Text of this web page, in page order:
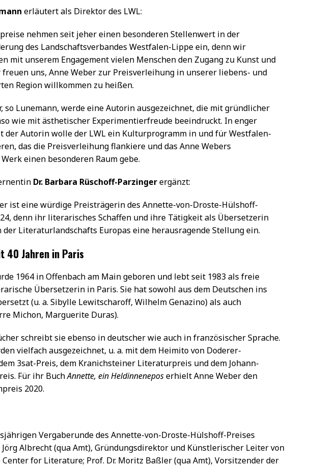
erläutert als Direktor des LWL:
nehmen seit jeher einen besonderen Stellenwert in der
des Landschaftsverbandes Westfalen-Lippe ein, denn wir
mit unserem Engagement vielen Menschen den Zugang zu Kunst und
freuen uns, Anne Weber zur Preisverleihung in unserer liebens- und
Region willkommen zu heißen.
so Lunemann, werde eine Autorin ausgezeichnet, die mit gründlicher
wie mit ästhetischer Experimentierfreude beeindruckt. In enger
der Autorin wolle der LWL ein Kulturprogramm in und für Westfalen-
das die Preisverleihung flankiere und das Anne Webers
einen besonderen Raum gebe.
Dr. Barbara Rüschoff-Parzingerergänzt:
ist eine würdige Preisträgerin des Annette-von-Droste-Hülshoff-
denn ihr literarisches Schaffen und ihre Tätigkeit als Übersetzerin
der Literaturlandschafts Europas eine herausragende Stellung ein.
40 Jahren in Paris
1964 in Offenbach am Main geboren und lebt seit 1983 als freie
Übersetzerin in Paris. Sie hat sowohl aus dem Deutschen ins
(u. a. Sibylle Lewitscharoff, Wilhelm Genazino) als auch
Michon, Marguerite Duras).
schreibt sie ebenso in deutscher wie auch in französischer Sprache.
vielfach ausgezeichnet, u. a. mit dem Heimito von Doderer-
3sat-Preis, dem Kranichsteiner Literaturpreis und dem Johann-
Für ihr BuchAnnette, ein Heldinneneposerhielt Anne Weber den
2020.
Vergaberunde des Annette-von-Droste-Hülshoff-Preises
Jörg Albrecht (qua Amt), Gründungsdirektor und Künstlerischer Leiter von
for Literature; Prof. Dr. Moritz Baßler (qua Amt), Vorsitzender der